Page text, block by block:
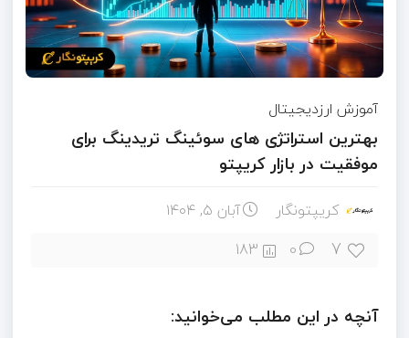
آموزش ارزدیجیتال
بهترین استراتژی‌ های سوئینگ تریدینگ برای
موفقیت در بازار کریپتو
کریپتونگار آبان ۵, ۱۴۰۴
7
0
183
آنچه در این مطلب می‌خوانید: